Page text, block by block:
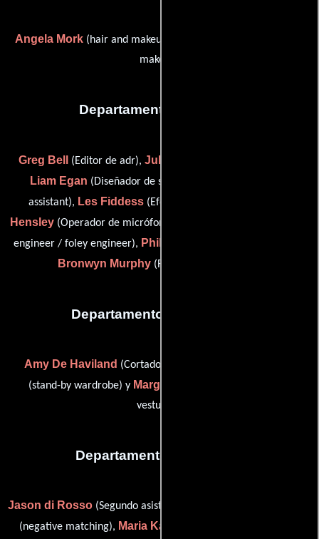
Angela Mork (hair and makeup) y
makeup)
Departamento de sonido
Greg Bell (Editor de adr), Julius Chan
Liam Egan (Diseñador de sonido),
assistant), Les Fiddess(Efectos de sala (Foley)),
Hensley(Operador de micrófono),
engineer / foley engineer), Phil Judd
Bronwyn Murphy(Registrador de sonido)
Departamento de vestuario
Amy De Haviland (Cortador de vestuario),
(stand-by wardrobe) y Margot Koudstaal
vestuario)
Departamento de editorial
Jason di Rosso(Segundo asistente de editor),
(negative matching), Maria Kaltenthaler